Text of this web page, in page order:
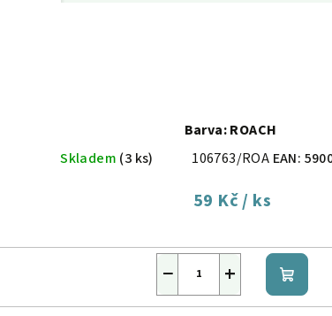
Barva: ROACH
Skladem (3 ks) 106763/ROA EAN:
59 Kč/ ks
+
− Do
košíku